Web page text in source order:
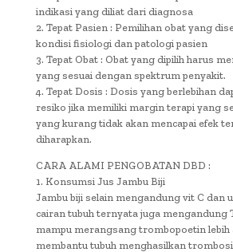
indikasi yang diliat dari diagnosa
2. Tepat Pasien : Pemilihan obat yang
kondisi fisiologi dan patologi pasien
3. Tepat Obat : Obat yang dipilih harus
yang sesuai dengan spektrum penyakit.
4. Tepat Dosis : Dosis yang berlebihan
resiko jika memiliki margin terapi yang
yang kurang tidak akan mencapai efek
diharapkan.
CARA ALAMI PENGOBATAN DBD :
1. Konsumsi Jus Jambu Biji
Jambu biji selain mengandung vit C dan
cairan tubuh ternyata juga mengandung
mampu merangsang trombopoetin lebih
membantu tubuh menghasilkan